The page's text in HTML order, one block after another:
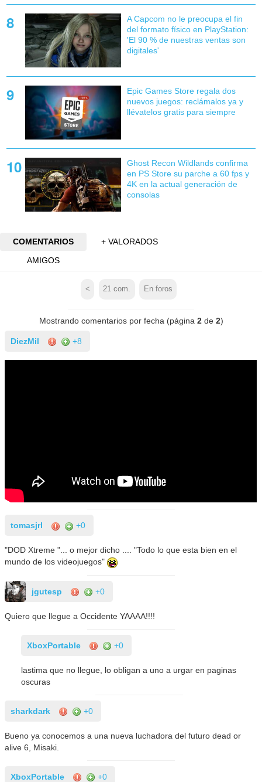
A Capcom no le preocupa el fin
del formato físico en PlayStation:
'El 90 % de nuestras ventas son
digitales'
Epic Games Store regala dos
nuevos juegos: reclámalos ya y
llévatelos gratis para siempre
Ghost Recon Wildlands confirma
en PS Store su parche a 60 fps y
4K en la actual generación de
consolas
COMENTARIOS
+ VALORADOS
AMIGOS
< 21 com. En foros
Mostrando comentarios por fecha (página 2de 2)
DiezMil +8
tomasjrl +0
"DOD Xtreme "... o mejor dicho .... "Todo lo que esta bien en el
mundo de los videojuegos"
jgutesp +0
Quiero que llegue a Occidente YAAAA!!!!
XboxPortable +0
lastima que no llegue, lo obligan a uno a urgar en paginas
oscuras
sharkdark +0
Bueno ya conocemos a una nueva luchadora del futuro dead or
alive 6, Misaki.
XboxPortable +0